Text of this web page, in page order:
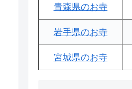
青森県のお寺
岩手県のお寺
宮城県のお寺